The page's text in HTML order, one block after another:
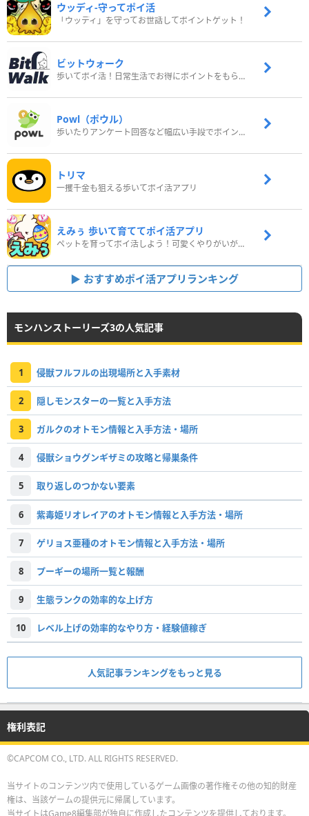
ウッディ‐守ってポイ活
「ウッディ」を守ってお世話してポイントゲット！
ビットウォーク
歩いてポイ活！日常生活でお得にポイントをもらおう
Powl（ポウル）
歩いたりアンケート回答など幅広い手段でポイントをゲット
トリマ
一攫千金も狙える歩いてポイ活アプリ
えみぅ 歩いて育ててポイ活アプリ
ペットを育ってポイ活しよう！可愛くやりがいがある新感覚アプリ
おすすめポイ活アプリランキング
モンハンストーリーズ3の人気記事
1 侵獣フルフルの出現場所と入手素材
2 隠しモンスターの一覧と入手方法
3 ガルクのオトモン情報と入手方法・場所
4 侵獣ショウグンギザミの攻略と帰巣条件
5 取り返しのつかない要素
6 紫毒姫リオレイアのオトモン情報と入手方法・場所
7 ゲリョス亜種のオトモン情報と入手方法・場所
8 プーギーの場所一覧と報酬
9 生態ランクの効率的な上げ方
10 レベル上げの効率的なやり方・経験値稼ぎ
人気記事ランキングをもっと見る
権利表記
©CAPCOM CO., LTD. ALL RIGHTS RESERVED.
当サイトのコンテンツ内で使用しているゲーム画像の著作権その他の知的財産
権は、当該ゲームの提供元に帰属しています。
当サイトはGame8編集部が独自に作成したコンテンツを提供しております。